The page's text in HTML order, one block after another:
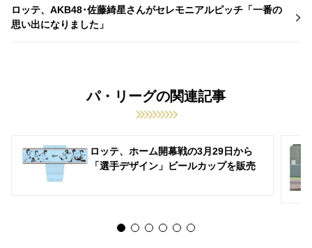
ロッテ、AKB48･佐藤綺星さんがセレモニアルピッチ「一番の
思い出になりました」
パ・リーグの関連記事
ロッテ、ホーム開幕戦の3月29日から
「選手デザイン」ビールカップを販売